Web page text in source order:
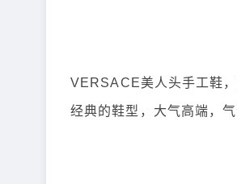
VERSACE美人头手工鞋
经典的鞋型，大气高端，